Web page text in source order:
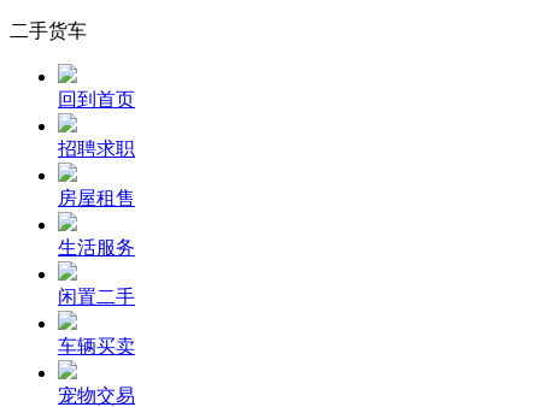
二手货车
回到首页
招聘求职
房屋租售
生活服务
闲置二手
车辆买卖
宠物交易